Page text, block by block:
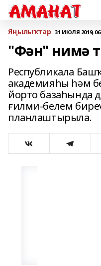
Яңылыҡтар 31 ИЮЛЯ 2019,
"Фән" нимә
Республикала
академияһы һәм
йорто базаһында
ғилми-белем
планлаштырыла.